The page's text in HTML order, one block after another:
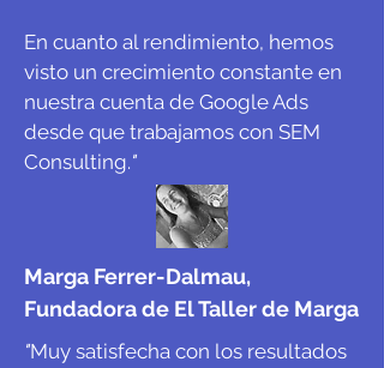
En cuanto al rendimiento, hemos
visto un crecimiento constante en
nuestra cuenta de Google Ads
desde que trabajamos con SEM
Consulting."
Marga Ferrer-Dalmau,
Fundadora de El Taller de Marga
"Muy satisfecha con los resultados